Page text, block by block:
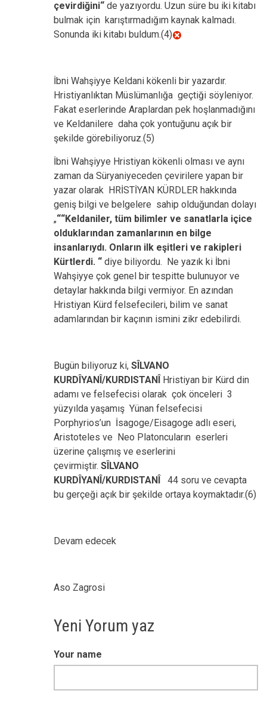
çevirdiğini“ de yazıyordu. Uzun süre bu iki kitabı
bulmak için karıştırmadığım kaynak kalmadı.
Sonunda iki kitabı buldum.(4)
İbni Wahşiyye Keldani kökenli bir yazardır.
Hristiyanlıktan Müslümanlığa geçtiği söyleniyor.
Fakat eserlerinde Araplardan pek hoşlanmadığını
ve Keldanilere daha çok yontuğunu açık bir
şekilde görebiliyoruz.(5)
İbni Wahşiyye Hristiyan kökenli olması ve aynı
zaman da Süryaniyeceden çevirilere yapan bir
yazar olarak HRİSTİYAN KÜRDLER hakkında
geniş bilgi ve belgelere sahip olduğundan dolayı
„““Keldaniler, tüm bilimler ve sanatlarla içice
olduklarından zamanlarının en bilge
insanlarıydı. Onların ilk eşitleri ve rakipleri
Kürtlerdi. “ diye biliyordu. Ne yazık ki İbni
Wahşiyye çok genel bir tespitte bulunuyor ve
detaylar hakkında bilgi vermiyor. En azından
Hristiyan Kürd felsefecileri, bilim ve sanat
adamlarından bir kaçının ismini zikr edebilirdi.
Bugün biliyoruz ki, SÎLVANO
KURDÎYANÎ/KURDISTANÎ Hristiyan bir Kürd din
adamı ve felsefecisi olarak çok önceleri 3
yüzyılda yaşamış Yünan felsefecisi
Porphyrios’un İsagoge/Eisagoge adlı eseri,
Aristoteles ve Neo Platoncuların eserleri
üzerine çalışmış ve eserlerini
çevirmiştir. SÎLVANO
KURDÎYANÎ/KURDISTANÎ
44 soru ve cevapta
bu gerçeği açık bir şekilde ortaya koymaktadır.(6)
Devam edecek
Aso Zagrosi
Yeni Yorum yaz
Your name